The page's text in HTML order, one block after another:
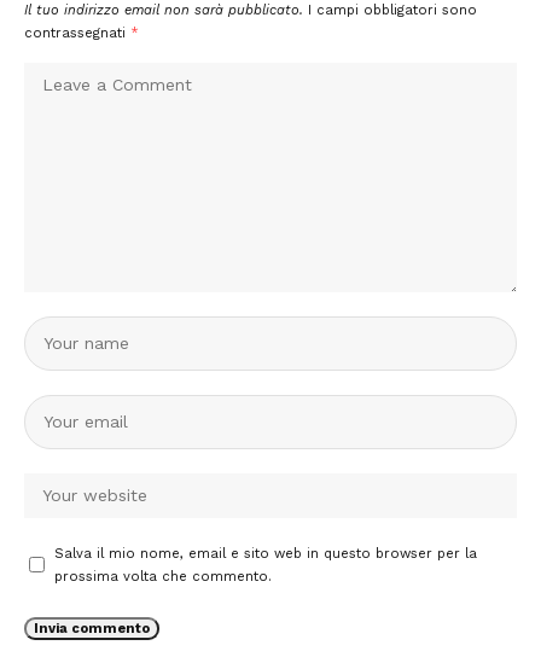
Il tuo indirizzo email non sarà pubblicato. I campi obbligatori sono
contrassegnati *
Salva il mio nome, email e sito web in questo browser per la
prossima volta che commento.